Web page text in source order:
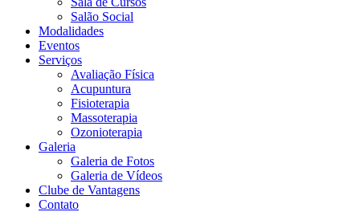
Salão Social
Modalidades
Eventos
Serviços
Avaliação Física
Acupuntura
Fisioterapia
Massoterapia
Ozonioterapia
Galeria
Galeria de Fotos
Galeria de Vídeos
Clube de Vantagens
Contato